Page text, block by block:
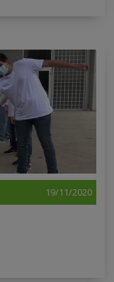
19/11/2020